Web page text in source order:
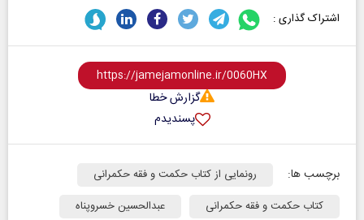
اشتراک گذاری :
گزارش خطا
پسندیدم
برچسب ها:
رونمایی از کتاب حکمت و فقه حکمرانی
کتاب حکمت و فقه حکمرانی
عبدالحسین خسروپناه